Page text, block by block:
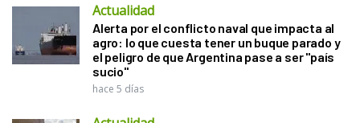
Actualidad
Alerta por el conflicto naval que impacta al
agro: lo que cuesta tener un buque parado y
el peligro de que Argentina pase a ser "país
sucio"
hace 5 días